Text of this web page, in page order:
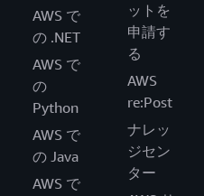
AWS で
の .NET
AWS で
の
Python
AWS で
の Java
AWS で
ットを
申請す
る
AWS
re:Post
ナレッ
ジセン
ター